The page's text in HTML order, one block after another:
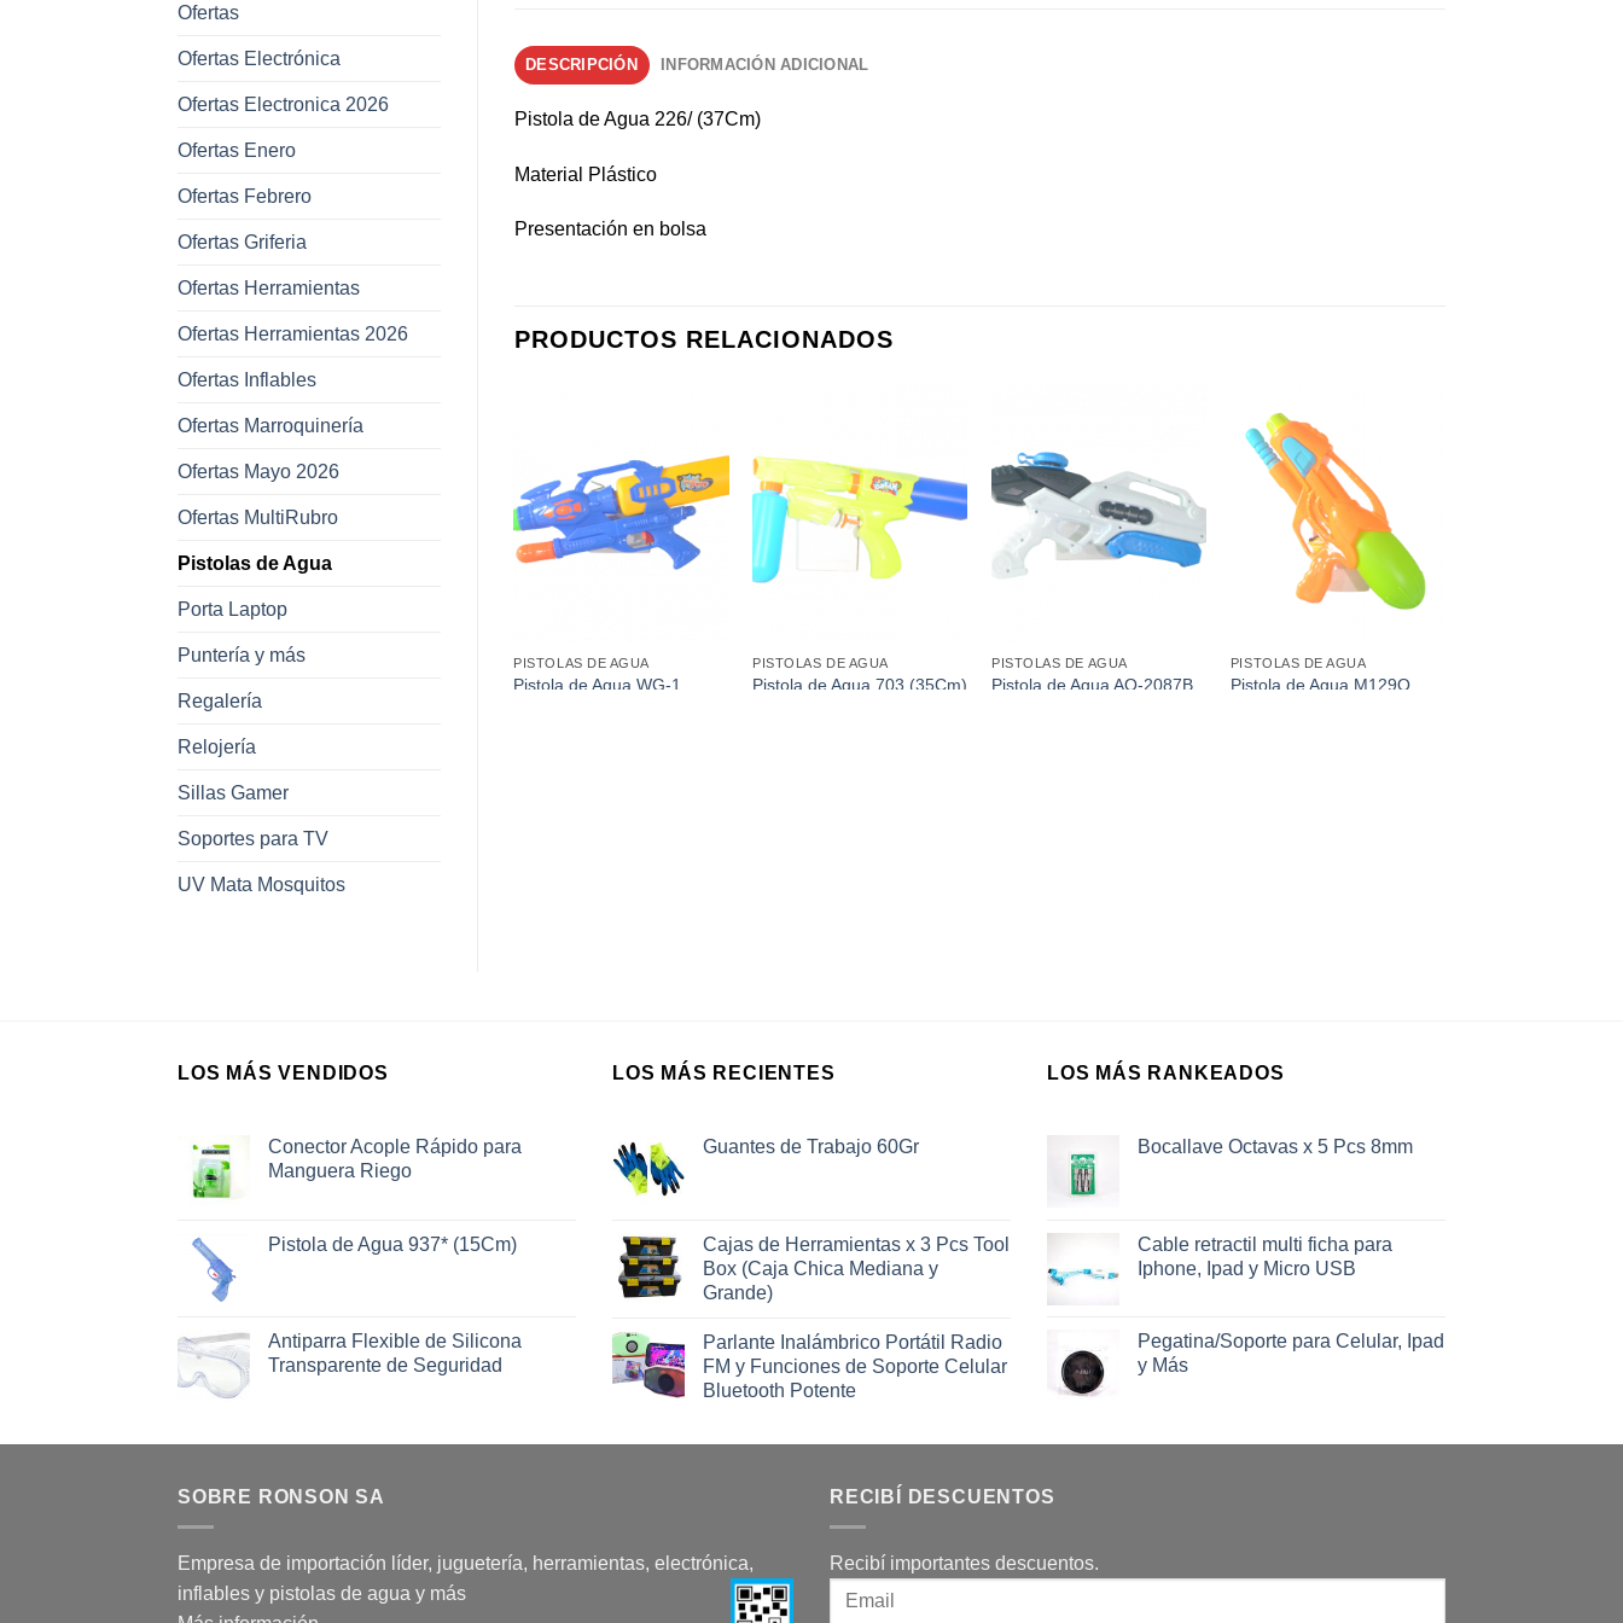
Ofertas
Ofertas Electrónica
Ofertas Electronica 2026
Ofertas Enero
Ofertas Febrero
Ofertas Griferia
Ofertas Herramientas
Ofertas Herramientas 2026
Ofertas Inflables
Ofertas Marroquinería
Ofertas Mayo 2026
Ofertas MultiRubro
Pistolas de Agua
Porta Laptop
Puntería y más
Regalería
Relojería
Sillas Gamer
Soportes para TV
UV Mata Mosquitos
DESCRIPCIÓN INFORMACIÓN ADICIONAL
Pistola de Agua 226/ (37Cm)
Material Plástico
Presentación en bolsa
PRODUCTOS RELACIONADOS
Añadir a
favoritos
PISTOLAS DE AGUA
Pistola de Agua WG-1
Añadir a
favoritos
PISTOLAS DE AGUA
Pistola de Agua 703 (35Cm)
Añadir a
favoritos
PISTOLAS DE AGUA
Pistola de Agua AO-2087B
Añadir a
favoritos
PISTOLAS DE AGUA
Pistola de Agua M129Q
favoritos
PISTOLAS DE AGUA
LOS MÁS VENDIDOS
Conector Acople Rápido para
Manguera Riego
Pistola de Agua 937* (15Cm)
Antiparra Flexible de Silicona
Transparente de Seguridad
LOS MÁS RECIENTES
Guantes de Trabajo 60Gr
Cajas de Herramientas x 3 Pcs Tool
Box (Caja Chica Mediana y
Grande)
Parlante Inalámbrico Portátil Radio
FM y Funciones de Soporte Celular
Bluetooth Potente
LOS MÁS RANKEADOS
Bocallave Octavas x 5 Pcs 8mm
Cable retractil multi ficha para
Iphone, Ipad y Micro USB
Pegatina/Soporte para Celular, Ipad
y Más
SOBRE RONSON SA
Empresa de importación líder, juguetería, herramientas, electrónica,
inflables y pistolas de agua y más
RECIBÍ DESCUENTOS
Recibí importantes descuentos.